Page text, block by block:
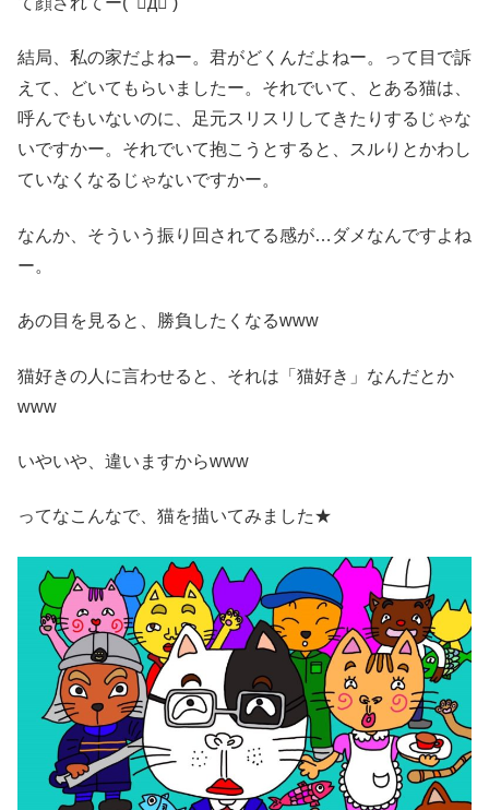
結局、私の家だよねー。君がどくんだよねー。って目で訴
えて、どいてもらいましたー。それでいて、とある猫は、
呼んでもいないのに、足元スリスリしてきたりするじゃな
いですかー。それでいて抱こうとすると、スルりとかわし
ていなくなるじゃないですかー。
なんか、そういう振り回されてる感が…ダメなんですよね
ー。
あの目を見ると、勝負したくなるwww
猫好きの人に言わせると、それは「猫好き」なんだとか
www
いやいや、違いますからwww
ってなこんなで、猫を描いてみました★